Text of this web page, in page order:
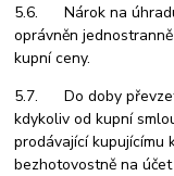
5.6. Nárok na
oprávněn
kupní ceny.
5.7. Do doby převzetí
kdykoliv od kupní
prodávající kupujícímu
bezhotovostně na